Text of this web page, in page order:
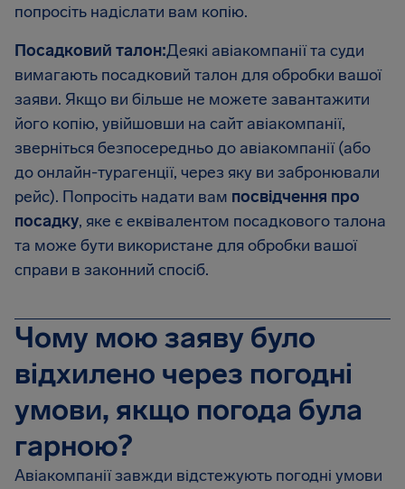
попросіть надіслати вам копію.
Посадковий талон:Деякі авіакомпанії та суди
вимагають посадковий талон для обробки вашої
заяви. Якщо ви більше не можете завантажити
його копію, увійшовши на сайт авіакомпанії,
зверніться безпосередньо до авіакомпанії (або
до онлайн-турагенції, через яку ви забронювали
рейс). Попросіть надати вам посвідчення про
посадку, яке є еквівалентом посадкового талона
та може бути використане для обробки вашої
справи в законний спосіб.
Чому мою заяву було
відхилено через погодні
умови, якщо погода була
гарною?
Авіакомпанії завжди відстежують погодні умови